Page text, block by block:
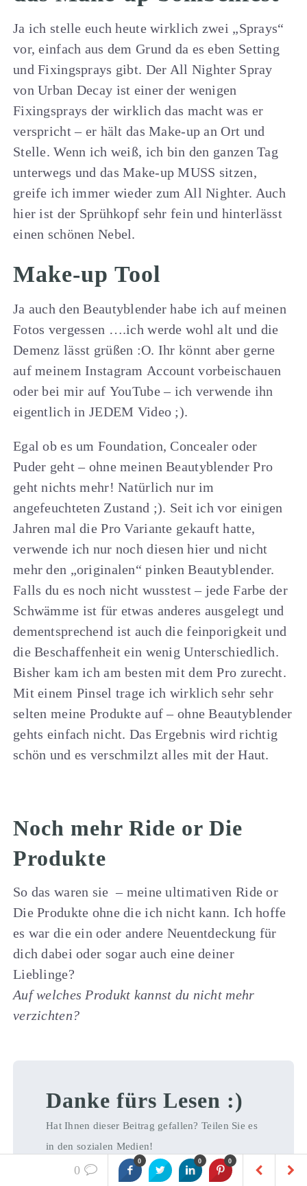
Ja ich stelle euch heute wirklich zwei „Sprays“
vor, einfach aus dem Grund da es eben Setting
und Fixingsprays gibt. Der All Nighter Spray
von Urban Decay ist einer der wenigen
Fixingsprays der wirklich das macht was er
verspricht – er hält das Make-up an Ort und
Stelle. Wenn ich weiß, ich bin den ganzen Tag
unterwegs und das Make-up MUSS sitzen,
greife ich immer wieder zum All Nighter. Auch
hier ist der Sprühkopf sehr fein und hinterlässt
einen schönen Nebel.
Make-up Tool
Ja auch den Beautyblender habe ich auf meinen
Fotos vergessen ….ich werde wohl alt und die
Demenz lässt grüßen :O. Ihr könnt aber gerne
auf meinem Instagram Account vorbeischauen
oder bei mir auf YouTube – ich verwende ihn
eigentlich in JEDEM Video ;).
Egal ob es um Foundation, Concealer oder
Puder geht – ohne meinen Beautyblender Pro
geht nichts mehr! Natürlich nur im
angefeuchteten Zustand ;). Seit ich vor einigen
Jahren mal die Pro Variante gekauft hatte,
verwende ich nur noch diesen hier und nicht
mehr den „originalen“ pinken Beautyblender.
Falls du es noch nicht wusstest – jede Farbe der
Schwämme ist für etwas anderes ausgelegt und
dementsprechend ist auch die feinporigkeit und
die Beschaffenheit ein wenig Unterschiedlich.
Bisher kam ich am besten mit dem Pro zurecht.
Mit einem Pinsel trage ich wirklich sehr sehr
selten meine Produkte auf – ohne Beautyblender
gehts einfach nicht. Das Ergebnis wird richtig
schön und es verschmilzt alles mit der Haut.
Noch mehr Ride or Die
Produkte
So das waren sie – meine ultimativen Ride or
Die Produkte ohne die ich nicht kann. Ich hoffe
es war die ein oder andere Neuentdeckung für
dich dabei oder sogar auch eine deiner
Lieblinge?
Auf welches Produkt kannst du nicht mehr
verzichten?
Danke fürs Lesen :)
Hat Ihnen dieser Beitrag gefallen? Teilen Sie es
in den sozialen Medien!
0 0 0
0